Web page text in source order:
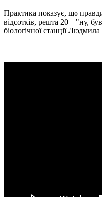
Практика показує, що
відсотків, решта 20 – "ну,
біологічної станції